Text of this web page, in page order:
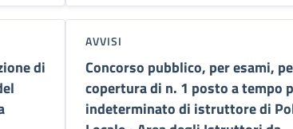
di
AVVISI
Concorso pubblico, per esami,
copertura di n. 1 posto a tempo
indeterminato di istruttore di